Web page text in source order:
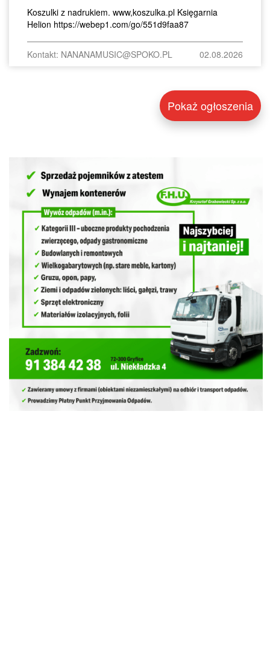
Koszulki z nadrukiem. www,koszulka.pl Księgarnia
Helion https://webep1.com/go/551d9faa87
Kontakt: NANANAMUSIC@SPOKO.PL 02.08.2026
Pokaż ogłoszenia